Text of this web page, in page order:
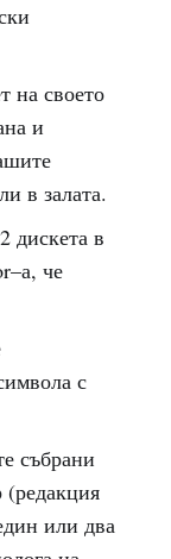
на своето
и
в залата.
дискета в
че
с
събрани
или два